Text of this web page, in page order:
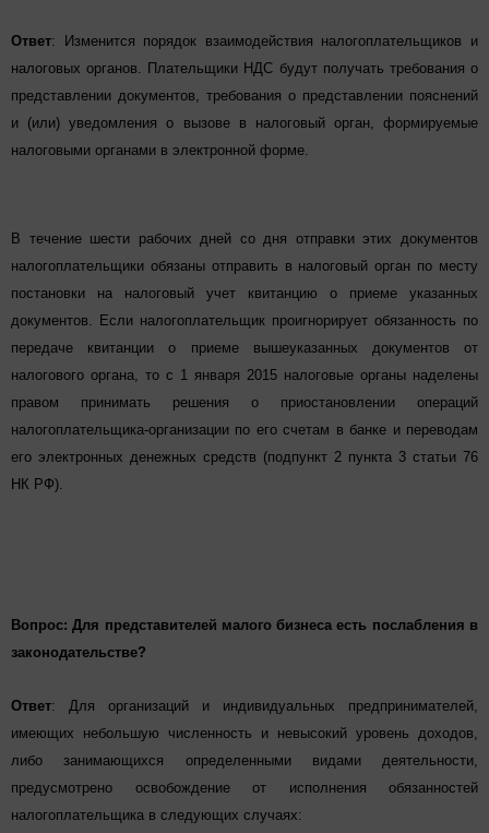
Ответ: Изменится порядок взаимодействия налогоплательщиков и
налоговых органов. Плательщики НДС будут получать требования о
представлении документов, требования о представлении пояснений
и (или) уведомления о вызове в налоговый орган, формируемые
налоговыми органами в электронной форме.
В течение шести рабочих дней со дня отправки этих документов
налогоплательщики обязаны отправить в налоговый орган по месту
постановки на налоговый учет квитанцию о приеме указанных
документов. Если налогоплательщик проигнорирует обязанность по
передаче квитанции о приеме вышеуказанных документов от
налогового органа, то с 1 января 2015 налоговые органы наделены
правом принимать решения о приостановлении операций
налогоплательщика-организации по его счетам в банке и переводам
его электронных денежных средств (подпункт 2 пункта 3 статьи 76
НК РФ).
Вопрос: Для представителей малого бизнеса есть послабления в
законодательстве?
Ответ: Для организаций и индивидуальных предпринимателей,
имеющих небольшую численность и невысокий уровень доходов,
либо занимающихся определенными видами деятельности,
предусмотрено освобождение от исполнения обязанностей
налогоплательщика в следующих случаях: